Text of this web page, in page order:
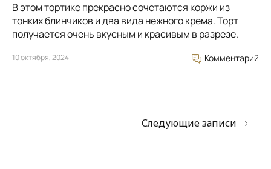
В этом тортике прекрасно сочетаются коржи из
тонких блинчиков и два вида нежного крема. Торт
получается очень вкусным и красивым в разрезе.
10 октября, 2024 Комментарий
Следующие записи